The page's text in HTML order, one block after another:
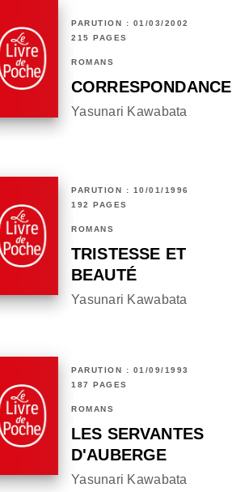
PARUTION : 01/03/2002
215 PAGES
ROMANS
CORRESPONDANCE
Yasunari Kawabata
PARUTION : 10/01/1996
192 PAGES
ROMANS
TRISTESSE ET
BEAUTÉ
Yasunari Kawabata
PARUTION : 01/09/1993
187 PAGES
ROMANS
LES SERVANTES
D'AUBERGE
Yasunari Kawabata